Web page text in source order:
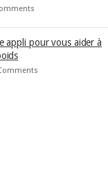
appli pour vous aider à